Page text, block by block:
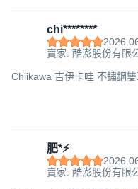
chi********
賣家: 酷澎股份有限
Chiikawa 吉伊卡哇 不鏽鋼
肥*⚡️
賣家: 酷澎股份有限